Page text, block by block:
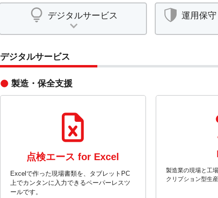
デジタルサービス 運用保
デジタルサービス
製造・保全支援
点検エース for Excel
Excelで作った現場書類を、タブレットPC
上でカンタンに入力できるペーパーレスツ
ールです。
製造業の現場と工
クリプション型生